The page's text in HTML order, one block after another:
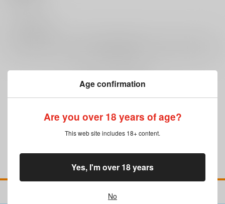
まだレビューはありません
Age confirmation
Are you over 18 years of age?
This web site includes 18+ content.
No
Yes, I'm over 18 years